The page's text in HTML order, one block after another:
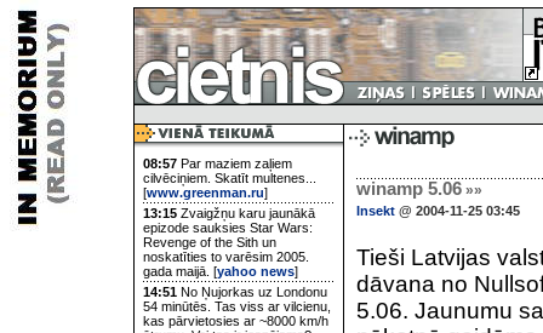
08:57 Par maziem zaļiem
cilvēciņiem. Skatīt multenes...
[www.greenman.ru]
13:15 Zvaigžņu karu jaunākā
epizode sauksies Star Wars:
Revenge of the Sith un
noskatīties to varēsim 2005.
gada maijā. [yahoo news]
14:51 No Ņujorkas uz Londonu
54 minūtēs. Tas viss ar vilcienu,
kas pārvietosies ar ~8000 km/h
winamp 5.06 »»
Insekt @ 2004-11-25 03:45
Tieši Latvijas
dāvana no
5.06. Jaunumu